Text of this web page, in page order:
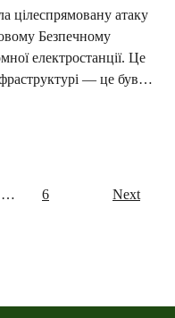
цілеспрямовану атаку
Безпечному
електростанції. Це
— це був
… 6 Next